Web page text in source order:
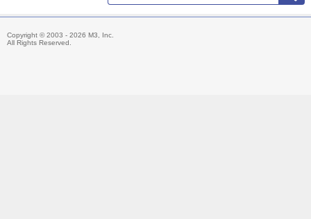
いた医療情報の発信・共有を行うほか、大学や薬剤師会の研修会
主な著書「薬局ですぐに役立つ薬の比較と使い分け100（羊土
Copyright © 2003 - 2026 M3, Inc.
All Rights Reserved.